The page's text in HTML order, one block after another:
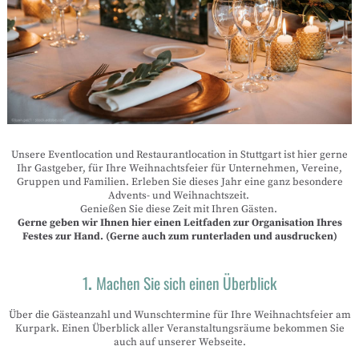
Unsere Eventlocation und Restaurantlocation in Stuttgart ist hier gerne
Ihr Gastgeber, für Ihre Weihnachtsfeier für Unternehmen, Vereine,
Gruppen und Familien. Erleben Sie dieses Jahr eine ganz besondere
Advents- und Weihnachtszeit.
Genießen Sie diese Zeit mit Ihren Gästen.
Gerne geben wir Ihnen hier einen Leitfaden zur Organisation Ihres
Festes zur Hand. (Gerne auch zum runterladen und ausdrucken)
1. Machen Sie sich einen Überblick
Über die Gästeanzahl und Wunschtermine für Ihre Weihnachtsfeier am
Kurpark. Einen Überblick aller Veranstaltungsräume bekommen Sie
auch auf unserer Webseite.